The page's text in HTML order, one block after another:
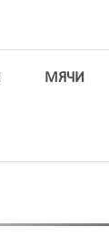
МЯЧИ